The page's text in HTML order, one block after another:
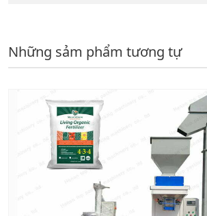
Những sảm phẩm tương tự